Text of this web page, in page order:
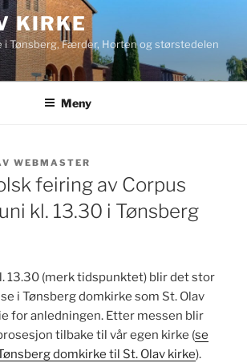
KIRKE
i Tønsberg, Færder, Horten og størstedelen
Meny
WEBMASTER
feiring av Corpus
kl. 13.30 i Tønsberg
13.30 (merk tidspunktet) blir det stor
i Tønsberg domkirke som St. Olav
for anledningen. Etter messen blir
tilbake til vår egen kirke (se
domkirke til St. Olav kirke).